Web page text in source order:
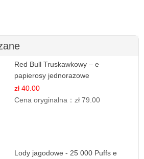
Red Bull Truskawkowy – e
papierosy jednorazowe
zł 40.00
Cena oryginalna：zł 79.00
Lody jagodowe - 25 000 Puffs e